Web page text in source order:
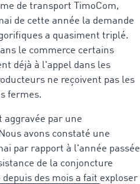
de transport TimoCom,
de cette année la demande
a quasiment triplé.
le commerce certains
déjà à l'appel dans les
ne reçoivent pas les
fermes.
par une
avons constaté une
par rapport à l'année passée
de la conjoncture
des mois a fait exploser